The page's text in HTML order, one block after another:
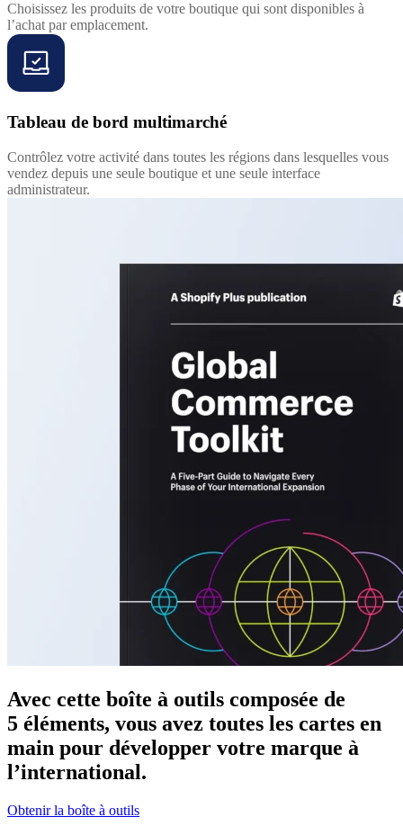
Choisissez les produits de votre boutique qui sont disponibles à
l’achat par emplacement.
Tableau de bord multimarché
Contrôlez votre activité dans toutes les régions dans lesquelles vous
vendez depuis une seule boutique et une seule interface
administrateur.
Avec cette boîte à outils composée de
5 éléments, vous avez toutes les cartes en
main pour développer votre marque à
l’international.
Obtenir la boîte à outils